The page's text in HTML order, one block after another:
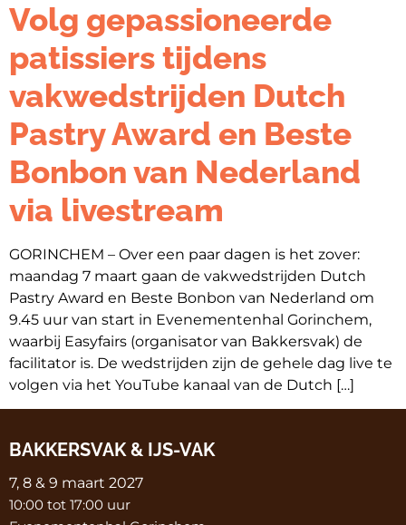
Volg gepassioneerde
patissiers tijdens
vakwedstrijden Dutch
Pastry Award en Beste
Bonbon van Nederland
via livestream
GORINCHEM – Over een paar dagen is het zover:
maandag 7 maart gaan de vakwedstrijden Dutch
Pastry Award en Beste Bonbon van Nederland om
9.45 uur van start in Evenementenhal Gorinchem,
waarbij Easyfairs (organisator van Bakkersvak) de
facilitator is. De wedstrijden zijn de gehele dag live te
volgen via het YouTube kanaal van de Dutch […]
BAKKERSVAK & IJS-VAK
7, 8 & 9 maart 2027
10:00 tot 17:00 uur